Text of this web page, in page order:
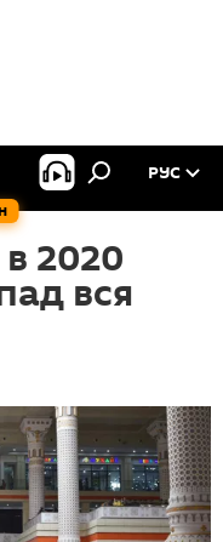
РУС
2020
вся